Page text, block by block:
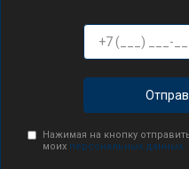
Нажимая на кнопку
моих персональных данных.